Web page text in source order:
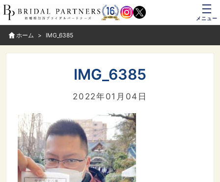
メニュー
ホーム IMG_6385
IMG_6385
2022年01月04日